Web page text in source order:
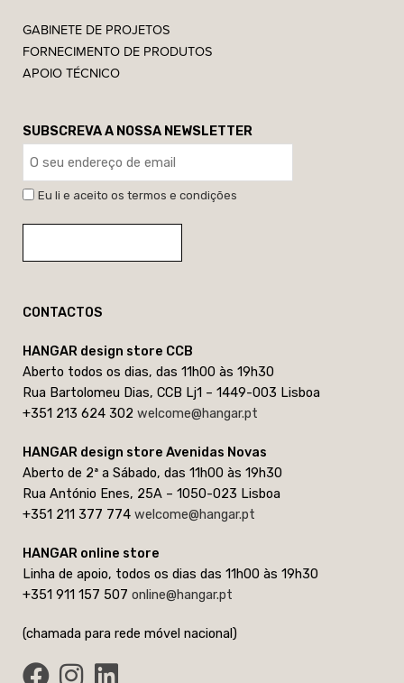
GABINETE DE PROJETOS
FORNECIMENTO DE PRODUTOS
APOIO TÉCNICO
SUBSCREVA A NOSSA NEWSLETTER
Eu li e aceito os termos e condições
CONTACTOS
HANGAR design store CCB
Aberto todos os dias, das 11h00 às 19h30
Rua Bartolomeu Dias, CCB Lj1 – 1449-003 Lisboa
+351 213 624 302 welcome@hangar.pt
HANGAR design store Avenidas Novas
Aberto de 2ª a Sábado, das 11h00 às 19h30
Rua António Enes, 25A – 1050-023 Lisboa
+351 211 377 774 welcome@hangar.pt
HANGAR online store
Linha de apoio, todos os dias das 11h00 às 19h30
+351 911 157 507 online@hangar.pt
(chamada para rede móvel nacional)